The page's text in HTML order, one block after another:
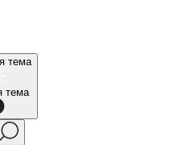
тема
тема